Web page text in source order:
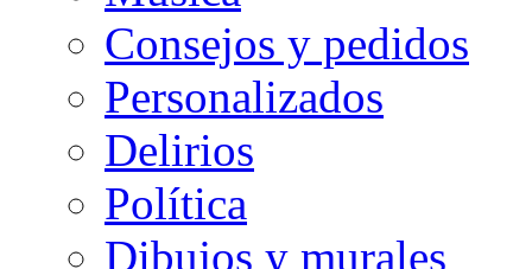
Consejos y pedidos
Personalizados
Delirios
Política
Dibujos y murales